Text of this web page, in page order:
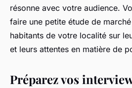
résonne avec votre audience.
faire une petite étude de
habitants de votre localité sur
et leurs attentes en matière de
Préparez vos